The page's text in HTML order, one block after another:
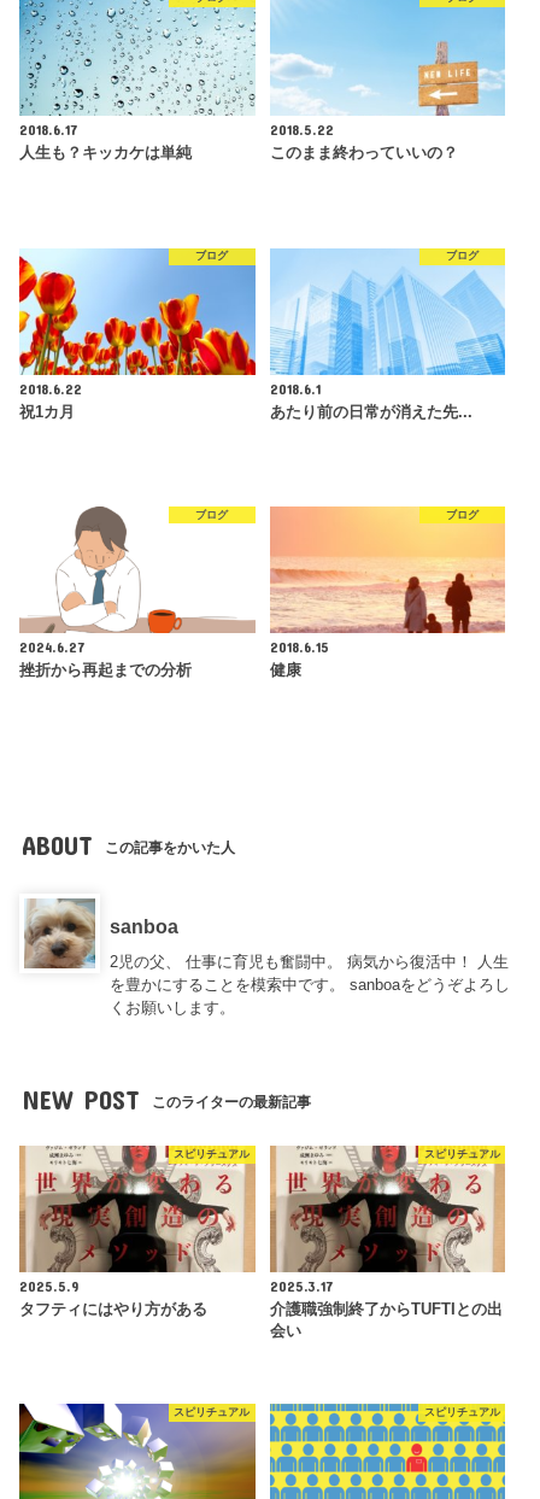
2018.6.17
人生も？キッカケは単純
2018.5.22
このまま終わっていいの？
ブログ
2018.6.22
祝1カ月
ブログ
2018.6.1
あたり前の日常が消えた先...
ブログ
2024.6.27
挫折から再起までの分析
ブログ
2018.6.15
健康
ABOUT この記事をかいた人
sanboa
2児の父、 仕事に育児も奮闘中。 病気から復活中！ 人生
を豊かにすることを模索中です。 sanboaをどうぞよろし
くお願いします。
NEW POST このライターの最新記事
スピリチュアル
2025.5.9
タフティにはやり方がある
スピリチュアル
2025.3.17
介護職強制終了からTUFTIとの出
会い
スピリチュアル スピリチュアル